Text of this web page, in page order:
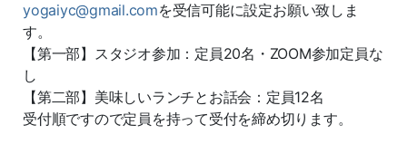
yogaiyc@gmail.comを受信可能に設定お願い致しま
す。
【第一部】スタジオ参加：定員20名・ZOOM参加定員な
し
【第二部】美味しいランチとお話会：定員12名
受付順ですので定員を持って受付を締め切ります。